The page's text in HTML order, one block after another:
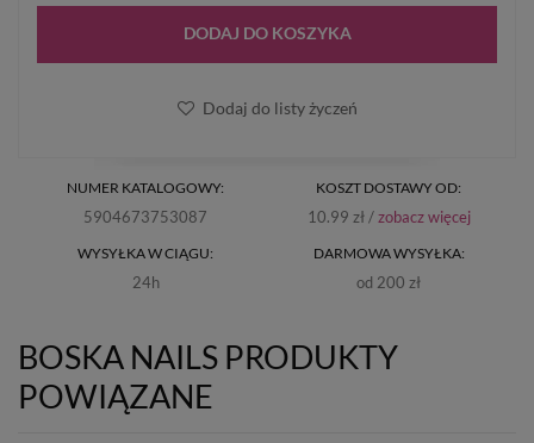
NUMER KATALOGOWY:
5904673753087
WYSYŁKA W CIĄGU:
24h
KOSZT DOSTAWY OD:
10.99 zł /zobacz więcej
DARMOWA WYSYŁKA:
od 200 zł
DODAJ DO KOSZYKA
Dodaj do listy życzeń
BOSKA NAILS PRODUKTY
POWIĄZANE